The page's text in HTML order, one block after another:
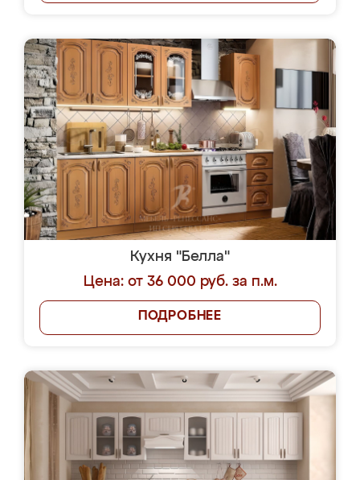
Кухня "Белла"
Цена: от 36 000 руб. за п.м.
ПОДРОБНЕЕ